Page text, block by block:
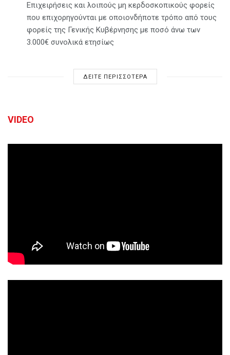
Επιχειρήσεις και λοιπούς μη κερδοσκοπικούς φορείς
που επιχορηγούνται με οποιονδήποτε τρόπο από τους
φορείς της Γενικής Κυβέρνησης με ποσό άνω των
3.000€ συνολικά ετησίως
ΔΕΙΤΕ ΠΕΡΙΣΣΟΤΕΡΑ
VIDEO